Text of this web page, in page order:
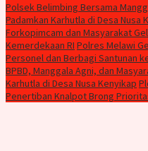
Polsek Belimbing Bersama
Padamkan Karhutla di Desa Nusa
Forkopimcam dan Masyarakat
Kemerdekaan RI Polres Melawi
Personel dan Berbagi Santunan
BPBD, Manggala Agni, dan
Karhutla di Desa Nusa Kenyikap
Penertiban Knalpot Brong